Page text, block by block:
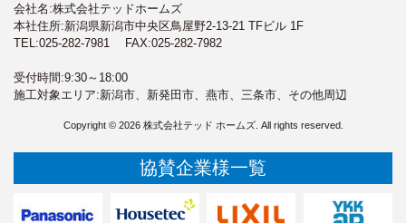
会社名:株式会社テッドホームズ
本社住所:新潟県新潟市中央区鳥屋野2-13-21 TFビル 1F
TEL:025-282-7981 FAX:025-282-7982
受付時間:9:30～18:00
施工対象エリア:新潟市、新発田市、燕市、三条市、その他周辺
Copyright © 2026 株式会社テッド ホームズ. All rights reserved.
協賛企業様一覧